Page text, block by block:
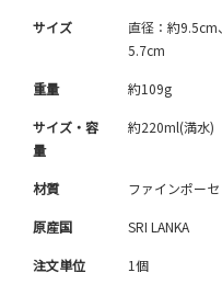
サイズ
直径：約
5.7cm
重量 約109g
サイズ・容
量
約220ml(満水)
材質 ファインポー
原産国 SRI LANKA
注文単位 1個